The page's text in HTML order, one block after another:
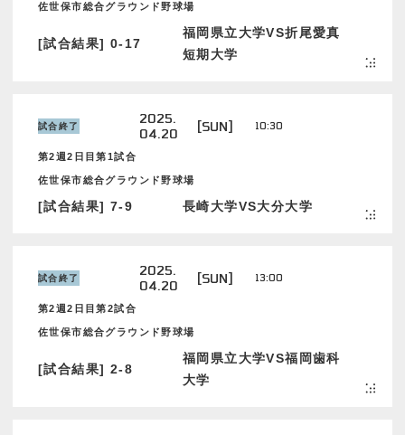
佐世保市総合グラウンド野球場
[試合結果] 0-17
福岡県立大学VS折尾愛真
短期大学
試合終了
2025.
04.20
[SUN] 10:30
第2週2日目第1試合
佐世保市総合グラウンド野球場
[試合結果] 7-9 長崎大学VS大分大学
試合終了
2025.
04.20
[SUN] 13:00
第2週2日目第2試合
佐世保市総合グラウンド野球場
[試合結果] 2-8
福岡県立大学VS福岡歯科
大学